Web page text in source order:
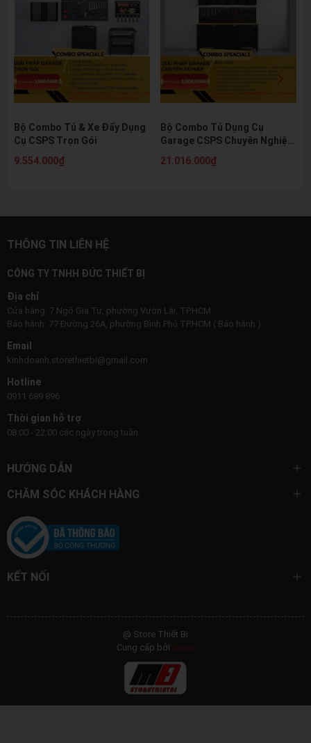
Bộ Combo Tủ & Xe Đẩy Dụng
Cụ CSPS Trọn Gói
9.554.000₫
Bộ Combo Tủ Dụng Cụ
Garage CSPS Chuyên Nghiệp
21.016.000₫
THÔNG TIN LIÊN HỆ
CÔNG TY TNHH ĐỨC THIẾT BỊ
Địa chỉ
Cửa hàng: 7 Ngô Gia Tự, phường Vườn Lài, TP.HCM
Bảo hành: 77 Đường 26A, phường Bình Phú TP.HCM ( Bảo hành )
Email
kinhdoanh.storethietbi@gmail.com
Hotline
0911 689 896
Thời gian hỗ trợ
08:00 - 22:00 các ngày trong tuần
HƯỚNG DẪN
CHĂM SÓC KHÁCH HÀNG
KẾT NỐI
@ Store Thiết Bị
Cung cấp bởi Sapo